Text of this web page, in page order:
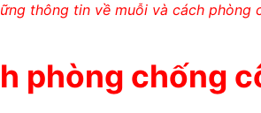
thông tin về muỗi và cách phòng
phòng chống